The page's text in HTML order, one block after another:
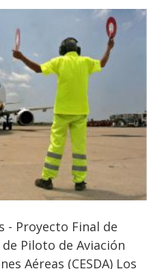
- Proyecto Final de
Piloto de Aviación
Aéreas (CESDA) Los